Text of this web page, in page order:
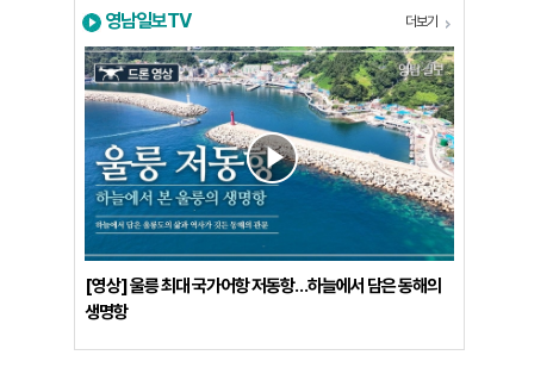
영남일보TV 더보기
[영상] 울릉 최대 국가어항 저동항…하늘에서 담은 동해의
생명항